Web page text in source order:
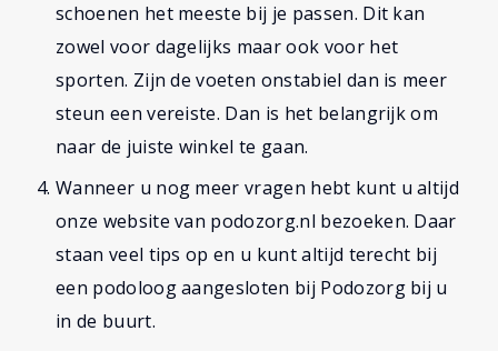
schoenen het meeste bij je passen. Dit kan
zowel voor dagelijks maar ook voor het
sporten. Zijn de voeten onstabiel dan is meer
steun een vereiste. Dan is het belangrijk om
naar de juiste winkel te gaan.
Wanneer u nog meer vragen hebt kunt u altijd
onze website van podozorg.nl bezoeken. Daar
staan veel tips op en u kunt altijd terecht bij
een podoloog aangesloten bij Podozorg bij u
in de buurt.